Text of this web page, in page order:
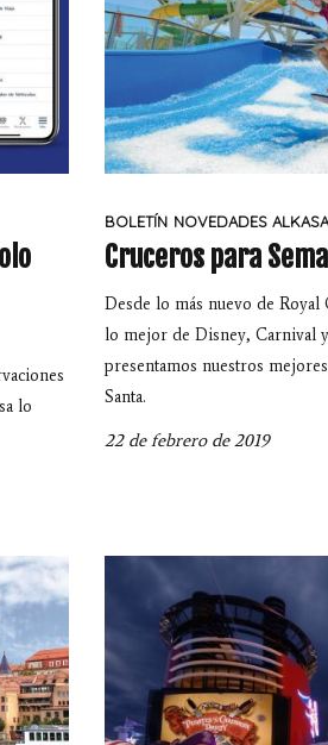
lo
BOLETÍN NOVEDADES
Cruceros para
Desde lo más nuevo de
lo mejor de Disney, Carnival
presentamos nuestros
Santa.
22 de febrero de 2019